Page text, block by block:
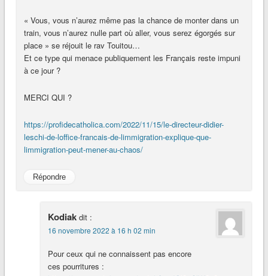
« Vous, vous n’aurez même pas la chance de monter dans un
train, vous n’aurez nulle part où aller, vous serez égorgés sur
place » se réjouit le rav Touitou…
Et ce type qui menace publiquement les Français reste impuni
à ce jour ?
MERCI QUI ?
https://profidecatholica.com/2022/11/15/le-directeur-didier-
leschi-de-loffice-francais-de-limmigration-explique-que-
limmigration-peut-mener-au-chaos/
Répondre
Kodiak dit :
16 novembre 2022 à 16 h 02 min
Pour ceux qui ne connaissent pas encore
ces pourritures :